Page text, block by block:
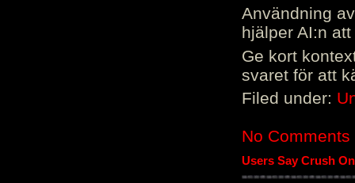
Användning
hjälper AI:n
Ge kort
svaret för att
Filed under:
No Comments
Users Say Crush